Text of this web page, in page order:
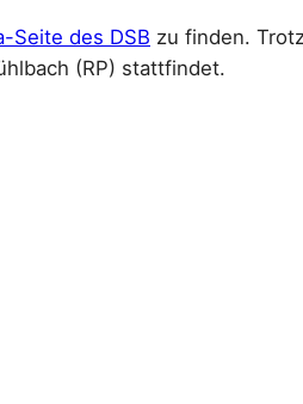
Seite des DSB zu finden.
(RP) stattfindet.